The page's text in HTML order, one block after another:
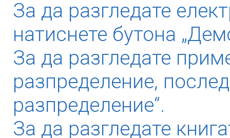
За да разгледате
натиснете бутона
За да разгледате
разпределение,
разпределение“.
За да разгледате